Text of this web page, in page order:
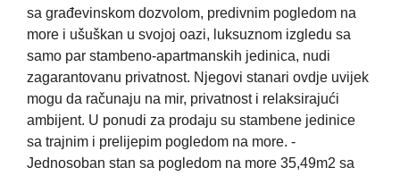
sa građevinskom dozvolom, predivnim pogledom na
more i ušuškan u svojoj oazi, luksuznom izgledu sa
samo par stambeno-apartmanskih jedinica, nudi
zagarantovanu privatnost. Njegovi stanari ovdje uvijek
mogu da računaju na mir, privatnost i relaksirajući
ambijent. U ponudi za prodaju su stambene jedinice
sa trajnim i prelijepim pogledom na more. -
Jednosoban stan sa pogledom na more 35,49m2 sa